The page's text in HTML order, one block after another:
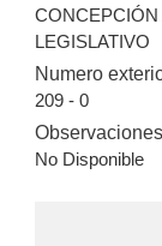
LEGISLATIVO
Numero
209 - 0
No Disponible